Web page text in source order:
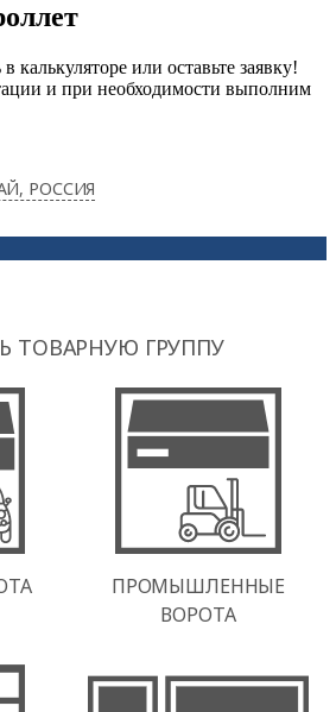
калькуляторе или оставьте заявку!
и при необходимости выполним